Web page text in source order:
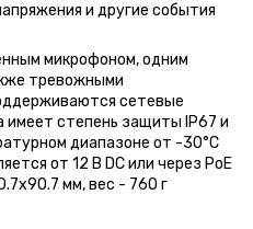
и другие события
микрофоном, одним
тревожными
сетевые
имеет степень защиты IP67 и
диапазоне от -30°C
от 12 В DC или через PoE
мм, вес - 760 г